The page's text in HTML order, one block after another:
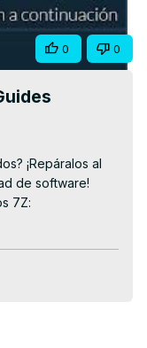
0 0
¡Repáralos al
de software!
7Z:
el archivo